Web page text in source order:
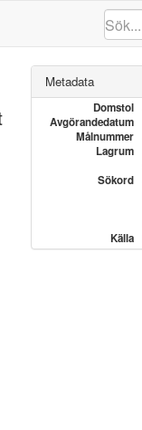
Metadata
Domstol
Avgörandedatum
Målnummer
Lagrum
Sökord
Källa